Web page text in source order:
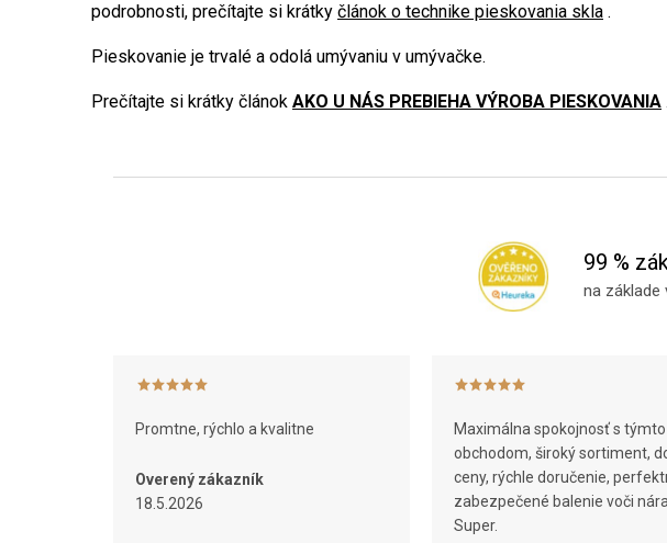
podrobnosti, prečítajte si krátky článok o technike pieskovania skla .
Pieskovanie je trvalé a odolá umývaniu v umývačke.
Prečítajte si krátky článok AKO U NÁS PREBIEHA VÝROBA PIESKOVANIA .
99 %
na základe
Promtne, rýchlo a kvalitne
Overený zákazník
18.5.2026
Maximálna spokojnosť s týmto
obchodom, široký sortiment,
ceny, rýchle doručenie,
zabezpečené balenie voči
Super.